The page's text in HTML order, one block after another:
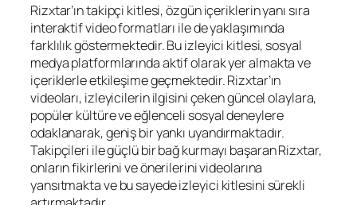
Rizxtar’ın takipçi kitlesi, özgün içeriklerin yanı sıra
interaktif video formatları ile de yaklaşımında
farklılık göstermektedir. Bu izleyici kitlesi, sosyal
medya platformlarında aktif olarak yer almakta ve
içeriklerle etkileşime geçmektedir. Rizxtar’ın
videoları, izleyicilerin ilgisini çeken güncel olaylara,
popüler kültüre ve eğlenceli sosyal deneylere
odaklanarak, geniş bir yankı uyandırmaktadır.
Takipçileri ile güçlü bir bağ kurmayı başaran Rizxtar,
onların fikirlerini ve önerilerini videolarına
yansıtmakta ve bu sayede izleyici kitlesini sürekli